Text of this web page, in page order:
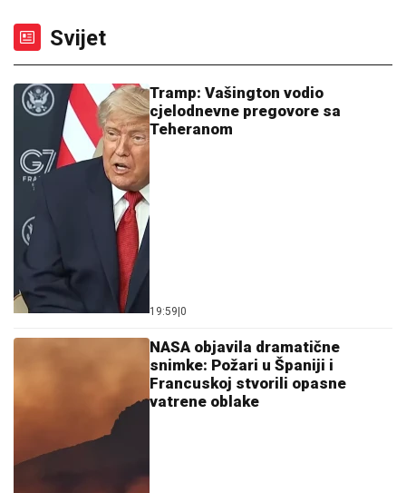
Svijet
Tramp: Vašington vodio
cjelodnevne pregovore sa
Teheranom
19:59|0
NASA objavila dramatične
snimke: Požari u Španiji i
Francuskoj stvorili opasne
vatrene oblake